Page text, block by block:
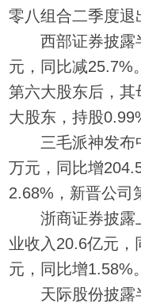
零八组合二季度退
西部证券披露
元，同比减25.7%
第六大股东后，
大股东，持股
三毛派神发布
万元，同比增
2.68%，新晋公司
浙商证券披露
业收入20.6亿元
元，同比增1.58%。
天际股份披露